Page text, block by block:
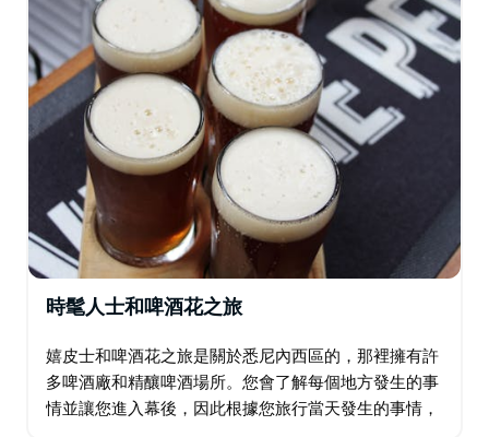
時髦人士和啤酒花之旅
嬉皮士和啤酒花之旅是關於悉尼內西區的，那裡擁有許
多啤酒廠和精釀啤酒場所。您會了解每個地方發生的事
情並讓您進入幕後，因此根據您旅行當天發生的事情，